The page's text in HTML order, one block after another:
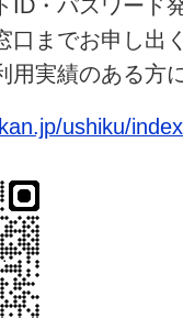
ID・パスワード
口までお申し出
用実績のある方
ushiku/